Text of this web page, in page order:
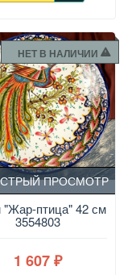
НЕТ В НАЛИЧИИ
"Жар-птица" 42 см
3554803
ПРОСМОТР
1 607 ₽